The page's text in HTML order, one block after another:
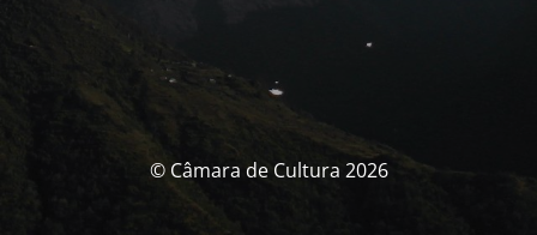
© Câmara de Cultura 2026